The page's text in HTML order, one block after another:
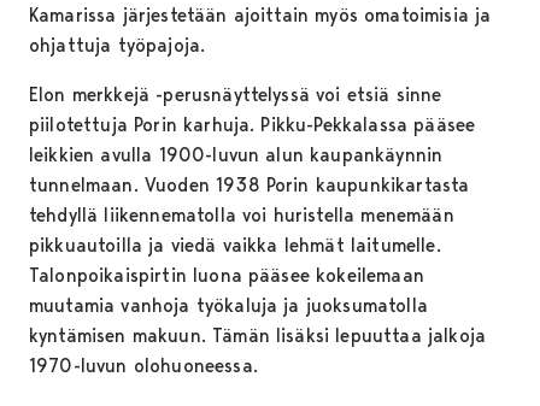
Kamarissa järjestetään ajoittain myös omatoimisia ja
ohjattuja työpajoja.
Elon merkkejä -perusnäyttelyssä voi etsiä sinne
piilotettuja Porin karhuja. Pikku-Pekkalassa pääsee
leikkien avulla 1900-luvun alun kaupankäynnin
tunnelmaan. Vuoden 1938 Porin kaupunkikartasta
tehdyllä liikennematolla voi huristella menemään
pikkuautoilla ja viedä vaikka lehmät laitumelle.
Talonpoikaispirtin luona pääsee kokeilemaan
muutamia vanhoja työkaluja ja juoksumatolla
kyntämisen makuun. Tämän lisäksi lepuuttaa jalkoja
1970-luvun olohuoneessa.